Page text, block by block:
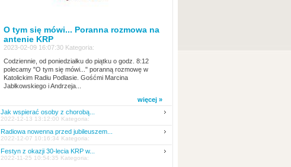
O tym się mówi... Poranna rozmowa na
antenie KRP
2023-02-09 16:07:30 Kategoria:
Codziennie, od poniedziałku do piątku o godz. 8:12
polecamy "O tym się mówi..." poranną rozmowę w
Katolickim Radiu Podlasie. Gośćmi Marcina
Jabłkowskiego i Andrzeja...
więcej »
Jak wspierać osoby z chorobą...
2022-12-13 13:12:00 Kategoria:
Radiowa nowenna przed jubileuszem...
2022-12-07 10:16:34 Kategoria:
Festyn z okazji 30-lecia KRP w...
2022-11-25 10:54:35 Kategoria: